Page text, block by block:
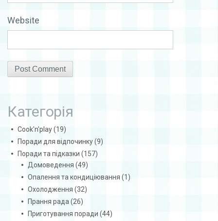
Website
Категорія
Cook'n'play(19)
Поради для відпочинку(9)
Поради та підказки (157)
Домоведення (49)
Опалення та кондиціювання (1)
Охолодження (32)
Прання рада (26)
Приготування поради (44)